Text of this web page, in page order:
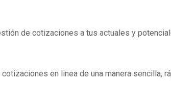
de cotizaciones a tus actuales y
en linea de una manera sencilla,